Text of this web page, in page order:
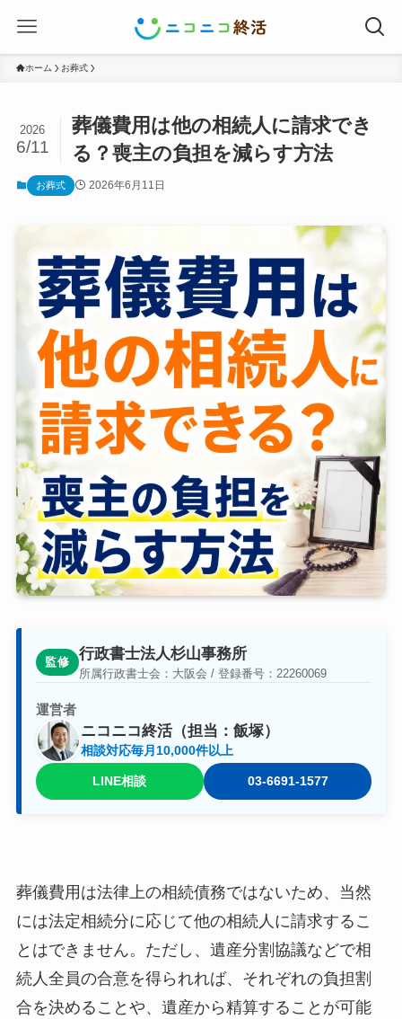
ホーム お葬式
葬儀費用は他の相続人に請求でき
る？喪主の負担を減らす方法
2026
6/11
お葬式 2026年6月11日
監修 行政書士法人杉山事務所
所属行政書士会：大阪会 / 登録番号：22260069
運営者
ニコニコ終活（担当：飯塚）
相談対応毎月10,000件以上
LINE相談 03-6691-1577
葬儀費用は法律上の相続債務ではないため、当然
には法定相続分に応じて他の相続人に請求するこ
とはできません。ただし、遺産分割協議などで相
続人全員の合意を得られれば、それぞれの負担割
合を決めることや、遺産から精算することが可能